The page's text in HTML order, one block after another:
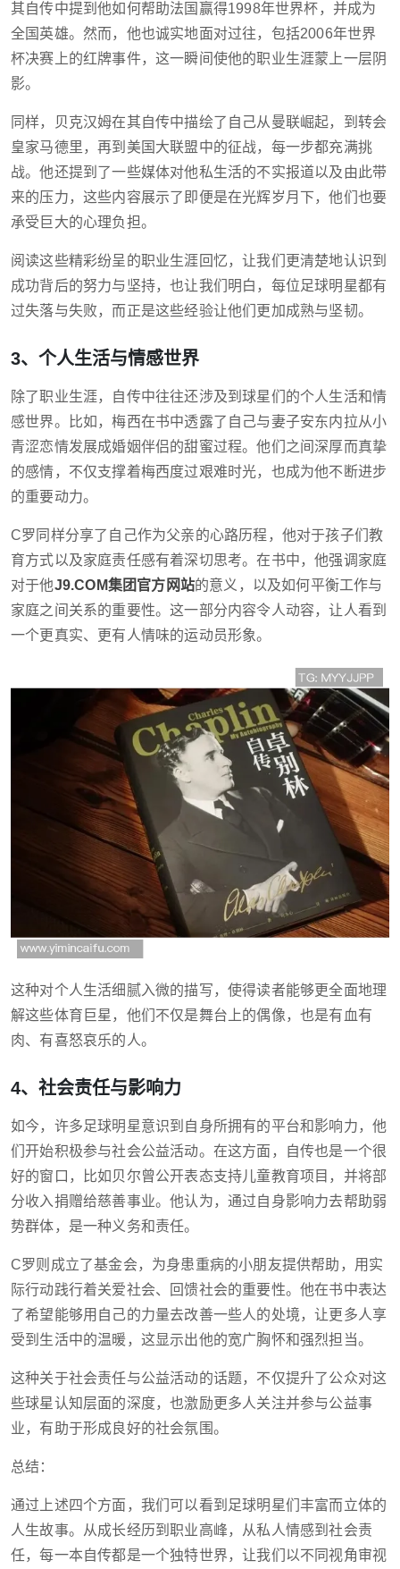
其自传中提到他如何帮助法国赢得1998年世界杯，并成为
全国英雄。然而，他也诚实地面对过往，包括2006年世界
杯决赛上的红牌事件，这一瞬间使他的职业生涯蒙上一层阴
影。
同样，贝克汉姆在其自传中描绘了自己从曼联崛起，到转会
皇家马德里，再到美国大联盟中的征战，每一步都充满挑
战。他还提到了一些媒体对他私生活的不实报道以及由此带
来的压力，这些内容展示了即便是在光辉岁月下，他们也要
承受巨大的心理负担。
阅读这些精彩纷呈的职业生涯回忆，让我们更清楚地认识到
成功背后的努力与坚持，也让我们明白，每位足球明星都有
过失落与失败，而正是这些经验让他们更加成熟与坚韧。
3、个人生活与情感世界
除了职业生涯，自传中往往还涉及到球星们的个人生活和情
感世界。比如，梅西在书中透露了自己与妻子安东内拉从小
青涩恋情发展成婚姻伴侣的甜蜜过程。他们之间深厚而真挚
的感情，不仅支撑着梅西度过艰难时光，也成为他不断进步
的重要动力。
C罗同样分享了自己作为父亲的心路历程，他对于孩子们教
育方式以及家庭责任感有着深切思考。在书中，他强调家庭
对于他J9.COM集团官方网站的意义，以及如何平衡工作与
家庭之间关系的重要性。这一部分内容令人动容，让人看到
一个更真实、更有人情味的运动员形象。
这种对个人生活细腻入微的描写，使得读者能够更全面地理
解这些体育巨星，他们不仅是舞台上的偶像，也是有血有
肉、有喜怒哀乐的人。
4、社会责任与影响力
如今，许多足球明星意识到自身所拥有的平台和影响力，他
们开始积极参与社会公益活动。在这方面，自传也是一个很
好的窗口，比如贝尔曾公开表态支持儿童教育项目，并将部
分收入捐赠给慈善事业。他认为，通过自身影响力去帮助弱
势群体，是一种义务和责任。
C罗则成立了基金会，为身患重病的小朋友提供帮助，用实
际行动践行着关爱社会、回馈社会的重要性。他在书中表达
了希望能够用自己的力量去改善一些人的处境，让更多人享
受到生活中的温暖，这显示出他的宽广胸怀和强烈担当。
这种关于社会责任与公益活动的话题，不仅提升了公众对这
些球星认知层面的深度，也激励更多人关注并参与公益事
业，有助于形成良好的社会氛围。
总结：
通过上述四个方面，我们可以看到足球明星们丰富而立体的
人生故事。从成长经历到职业高峰，从私人情感到社会责
任，每一本自传都是一个独特世界，让我们以不同视角审视